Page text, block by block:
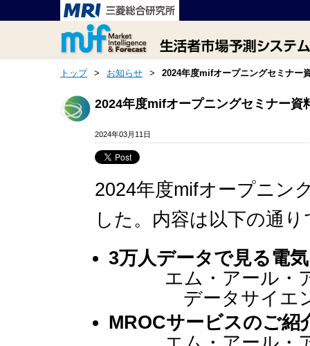
トップ > お知らせ > 2024年度mifオープニングセミナー
2024年度mifオープニングセミナー資
2024年03月11日
2024年度mifオープニン
した。内容は以下の通り
3万人データで見る電
エム・アール・ア
データサイエンス
MROCサービスのご紹